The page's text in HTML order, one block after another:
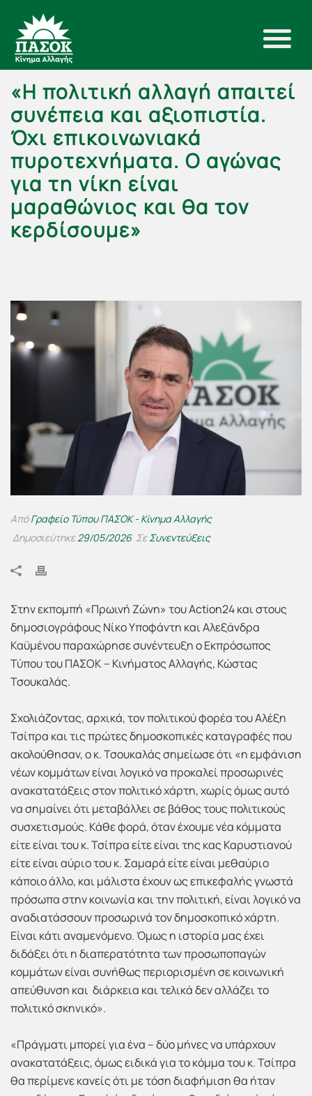
«Η πολιτική αλλαγή απαιτεί
συνέπεια και αξιοπιστία.
Όχι επικοινωνιακά
πυροτεχνήματα. Ο αγώνας
για τη νίκη είναι
μαραθώνιος και θα τον
κερδίσουμε»
ΑπόΓραφείο Τύπου ΠΑΣΟΚ - Κίνημα Αλλαγής
Δημοσιεύτηκε29/05/2026 ΣεΣυνεντεύξεις
Στην εκπομπή «Πρωινή Ζώνη» του Action24 και στους
δημοσιογράφους Νίκο Υποφάντη και Αλεξάνδρα
Καϋμένου παραχώρησε συνέντευξη ο Εκπρόσωπος
Τύπου του ΠΑΣΟΚ – Κινήματος Αλλαγής, Κώστας
Τσουκαλάς.
Σχολιάζοντας, αρχικά, τον πολιτικού φορέα του Αλέξη
Τσίπρα και τις πρώτες δημοσκοπικές καταγραφές που
ακολούθησαν, ο κ. Τσουκαλάς σημείωσε ότι «η εμφάνιση
νέων κομμάτων είναι λογικό να προκαλεί προσωρινές
ανακατατάξεις στον πολιτικό χάρτη, χωρίς όμως αυτό
να σημαίνει ότι μεταβάλλει σε βάθος τους πολιτικούς
συσχετισμούς. Κάθε φορά, όταν έχουμε νέα κόμματα
είτε είναι του κ. Τσίπρα είτε είναι της κας Καρυστιανού
είτε είναι αύριο του κ. Σαμαρά είτε είναι μεθαύριο
κάποιο άλλο, και μάλιστα έχουν ως επικεφαλής γνωστά
πρόσωπα στην κοινωνία και την πολιτική, είναι λογικό να
αναδιατάσσουν προσωρινά τον δημοσκοπικό χάρτη.
Είναι κάτι αναμενόμενο. Όμως η ιστορία μας έχει
διδάξει ότι η διαπερατότητα των προσωποπαγών
κομμάτων είναι συνήθως περιορισμένη σε κοινωνική
απεύθυνση και διάρκεια και τελικά δεν αλλάζει το
πολιτικό σκηνικό».
«Πράγματι μπορεί για ένα – δύο μήνες να υπάρχουν
ανακατατάξεις, όμως ειδικά για το κόμμα του κ. Τσίπρα
θα περίμενε κανείς ότι με τόση διαφήμιση θα ήταν